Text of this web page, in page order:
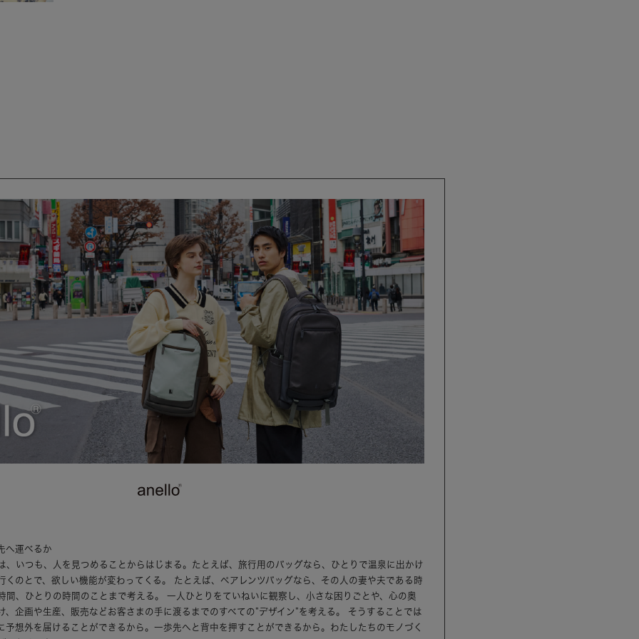
へ運べるか
、いつも、人を見つめることからはじまる。たとえば、旅行用のバッグなら、ひとりで温泉に出かけ
くのとで、欲しい機能が変わってくる。 たとえば、ペアレンツバッグなら、その人の妻や夫である時
間、ひとりの時間のことまで考える。 一人ひとりをていねいに観察し、小さな困りごとや、心の奥
、企画や生産、販売などお客さまの手に渡るまでのすべての”デザイン”を考える。 そうすることでは
予想外を届けることができるから。一歩先へと背中を押すことができるから。わたしたちのモノづく